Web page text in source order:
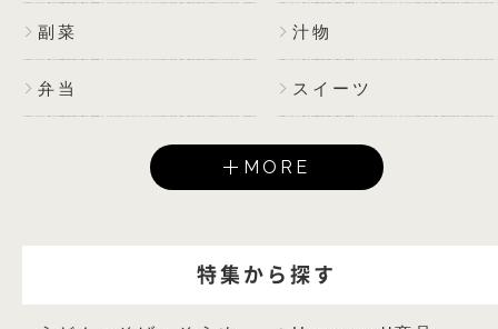
副菜 汁物
弁当 スイーツ
MORE
特集から探す